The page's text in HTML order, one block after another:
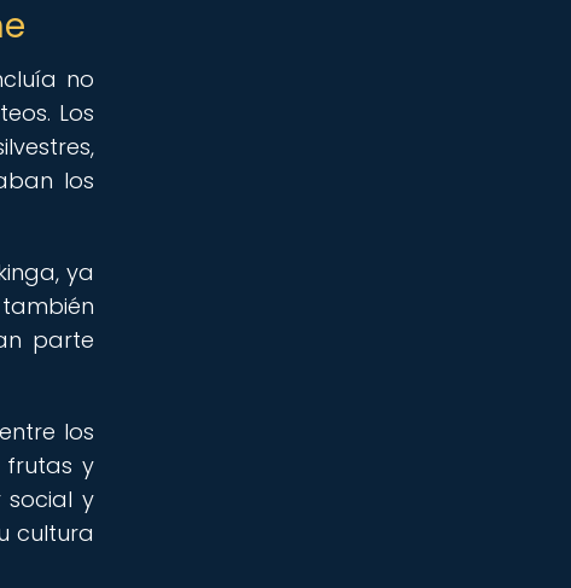
no
Los
los
ya
parte
los
frutas y
social y
cultura